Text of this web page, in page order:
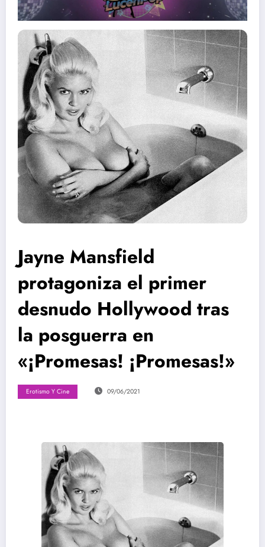
Jayne Mansfield
protagoniza el primer
desnudo Hollywood tras
la posguerra en
«¡Promesas! ¡Promesas!»
Erotismo Y Cine 09/06/2021